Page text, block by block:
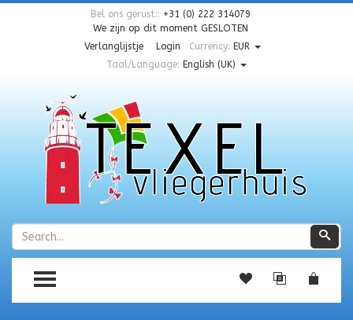
Bel ons gerust:: +31 (0) 222 314079
We zijn op dit moment GESLOTEN
Verlanglijstje
Login Currency: EUR
Taal/Language: English (UK)
Zoeken
TOGGLE MENU